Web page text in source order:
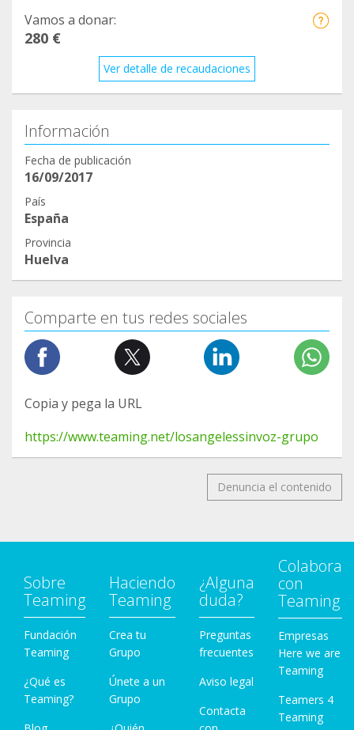
Vamos a donar:
280 €
Ver detalle de recaudaciones
Información
Fecha de publicación
16/09/2017
País
España
Provincia
Huelva
Comparte en tus redes sociales
Copia y pega la URL
https://www.teaming.net/losangelessinvoz-grupo
Denuncia el contenido
Sobre
Teaming
Fundación
Teaming
¿Qué es
Teaming?
Haciendo
Teaming
Crea tu
Grupo
Únete a un
Grupo
¿Alguna
duda?
Preguntas
frecuentes
Aviso legal
Contacta
Colabora
con
Teaming
Empresas
Here we are
Teaming
Teamers 4
Teaming